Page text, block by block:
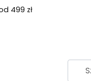
499 zł